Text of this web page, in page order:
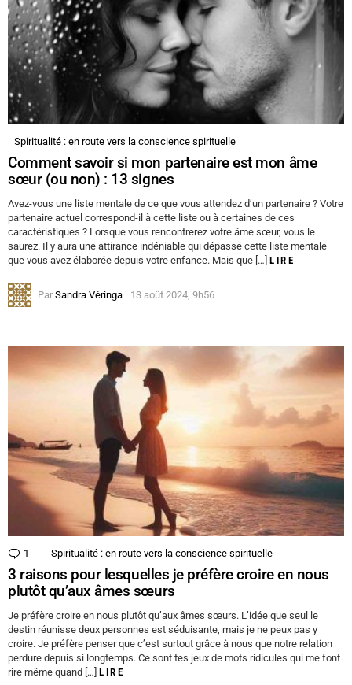
Spiritualité : en route vers la conscience spirituelle
Comment savoir si mon partenaire est mon âme
sœur (ou non) : 13 signes
Avez-vous une liste mentale de ce que vous attendez d’un partenaire ? Votre
partenaire actuel correspond-il à cette liste ou à certaines de ces
caractéristiques ? Lorsque vous rencontrerez votre âme sœur, vous le
saurez. Il y aura une attirance indéniable qui dépasse cette liste mentale
que vous avez élaborée depuis votre enfance. Mais que […] LIRE
Par Sandra Véringa 13 août 2024, 9h56
1 Commentaire
Spiritualité : en route vers la conscience spirituelle
3 raisons pour lesquelles je préfère croire en nous
plutôt qu’aux âmes sœurs
Je préfère croire en nous plutôt qu’aux âmes sœurs. L’idée que seul le
destin réunisse deux personnes est séduisante, mais je ne peux pas y
croire. Je préfère penser que c’est surtout grâce à nous que notre relation
perdure depuis si longtemps. Ce sont tes jeux de mots ridicules qui me font
rire même quand […] LIRE